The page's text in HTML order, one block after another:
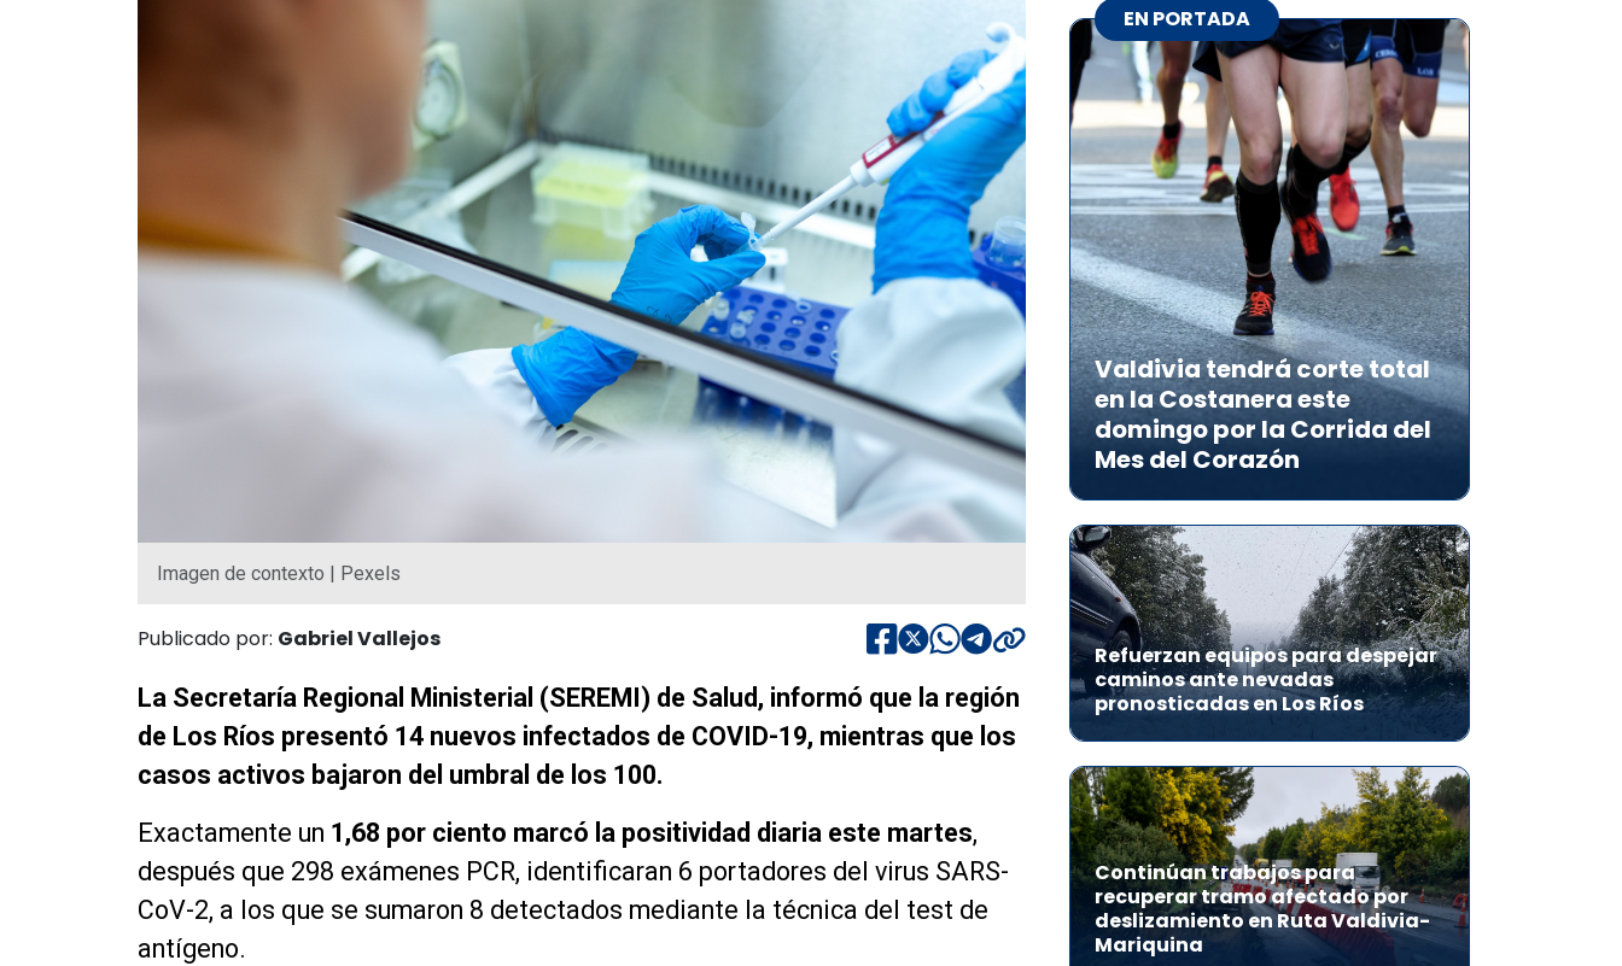
Imagen de contexto | Pexels
Publicado por: Gabriel Vallejos
La Secretaría Regional Ministerial (SEREMI) de Salud, informó que la región
de Los Ríos presentó 14 nuevos infectados de COVID-19, mientras que los
casos activos bajaron del umbral de los 100.
Exactamente un 1,68 por ciento marcó la positividad diaria este martes,
después que 298 exámenes PCR, identificaran 6 portadores del virus SARS-
CoV-2, a los que se sumaron 8 detectados mediante la técnica del test de
antígeno.
EN PORTADA
Valdivia tendrá corte total
en la Costanera este
domingo por la Corrida del
Mes del Corazón
Refuerzan equipos para despejar
caminos ante nevadas
pronosticadas en Los Ríos
Continúan trabajos para
recuperar tramo afectado por
deslizamiento en Ruta Valdivia-
Mariquina